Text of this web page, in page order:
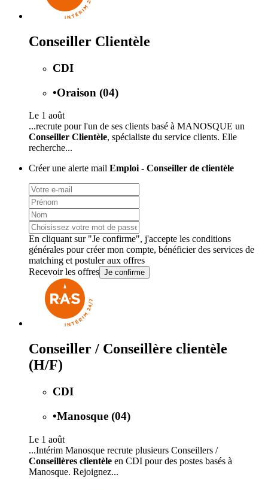
Conseiller Clientèle
CDI
•Oraison (04)
Le 1 août
...recrute pour l'un de ses clients basé à MANOSQUE un
Conseiller Clientèle, spécialiste du service clients. Elle
recherche...
Créer une alerte mail Emploi - Conseiller de clientèle
En cliquant sur "Je confirme", j'accepte les conditions
générales pour créer mon compte, bénéficier des services de
matching et postuler aux offres
Recevoir les offres Je confirme
Conseiller / Conseillère clientèle
(H/F)
CDI
•Manosque (04)
Le 1 août
...Intérim Manosque recrute plusieurs Conseillers /
Conseillères clientèle en CDI pour des postes basés à
Manosque. Rejoignez...